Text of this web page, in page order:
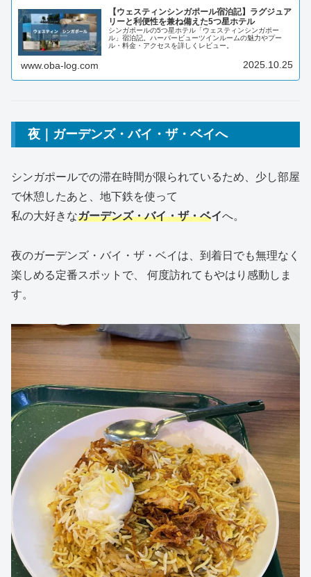
【ウェスティンシンガポール宿泊記】ラグジュア
リーと利便性を兼ね備えた5つ星ホテル
シンガポールの5つ星ホテル「ウェスティンシンガポー
ル」宿泊記。ハーバービューツインルームの魅力やプー
ル・料金・アクセスを詳しくレビュー。
www.oba-log.com 2025.10.25
夜｜ガーデンズ・バイ・ザ・ベイへ
シンガポールでの滞在時間が限られているため、少し部屋
で休憩したあと、地下鉄を使って
私の大好きなガーデンズ・バイ・ザ・ベイへ。
夜のガーデンズ・バイ・ザ・ベイは、到着日でも無理なく
楽しめる定番スポットで、 何度訪れてもやはり感動しま
す。